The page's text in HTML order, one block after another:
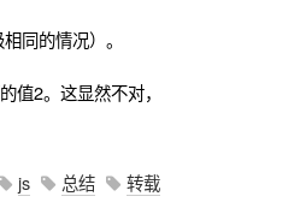
同的情况）。
2。这显然不对，
js 总结 转载